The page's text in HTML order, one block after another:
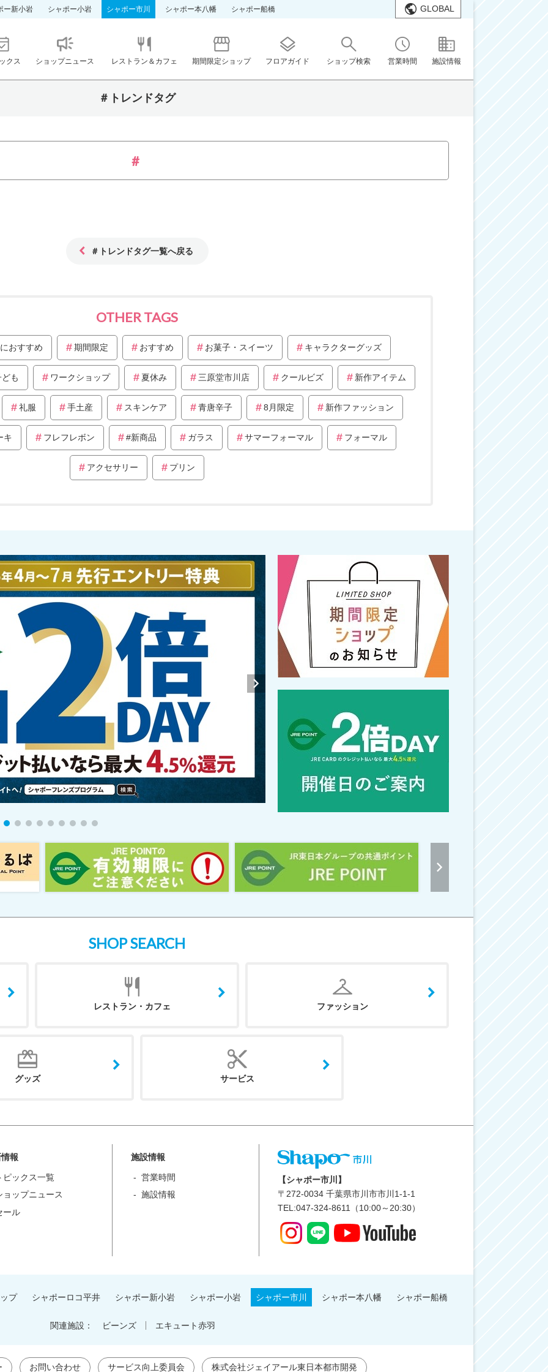
ー新小岩 シャポー小岩 シャポー市川 シャポー本八幡 シャポー船橋 GLOBAL
クス ショップニュース レストラン＆カフェ 期間限定ショップ フロアガイド ショップ検索 営業時間 施設情報
＃トレンドタグ
＃トレンドタグ一覧へ戻る
OTHER TAGS
おすすめ 期間限定 おすすめ お菓子・スイーツ キャラクターグッズ
も ワークショップ 夏休み 三原堂市川店 クールビズ 新作アイテム
礼服 手土産 スキンケア 青唐辛子 8月限定 新作ファッション
キ フレフレボン #新商品 ガラス サマーフォーマル フォーマル
アクセサリー プリン
SHOP SEARCH
レストラン・カフェ ファッション
グッズ サービス
報
ピックス一覧
ョップニュース
ール
施設情報
営業時間
施設情報
【シャポー市川】
〒 272-0034 千葉県市川市市川1-1-1
TEL:047-324-8611（10:00～20:30）
プ シャポーロコ平井 シャポー新小岩 シャポー小岩 シャポー市川 シャポー本八幡 シャポー船橋
関連施設： ビーンズ エキュート赤羽
お問い合わせ サービス向上委員会 株式会社ジェイアール東日本都市開発